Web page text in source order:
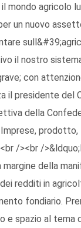
mondo agricolo
un nuovo
il nostro
con
il presidente del
della
/><br /
margine della
redditi in
fondiario.
e spazio al tema